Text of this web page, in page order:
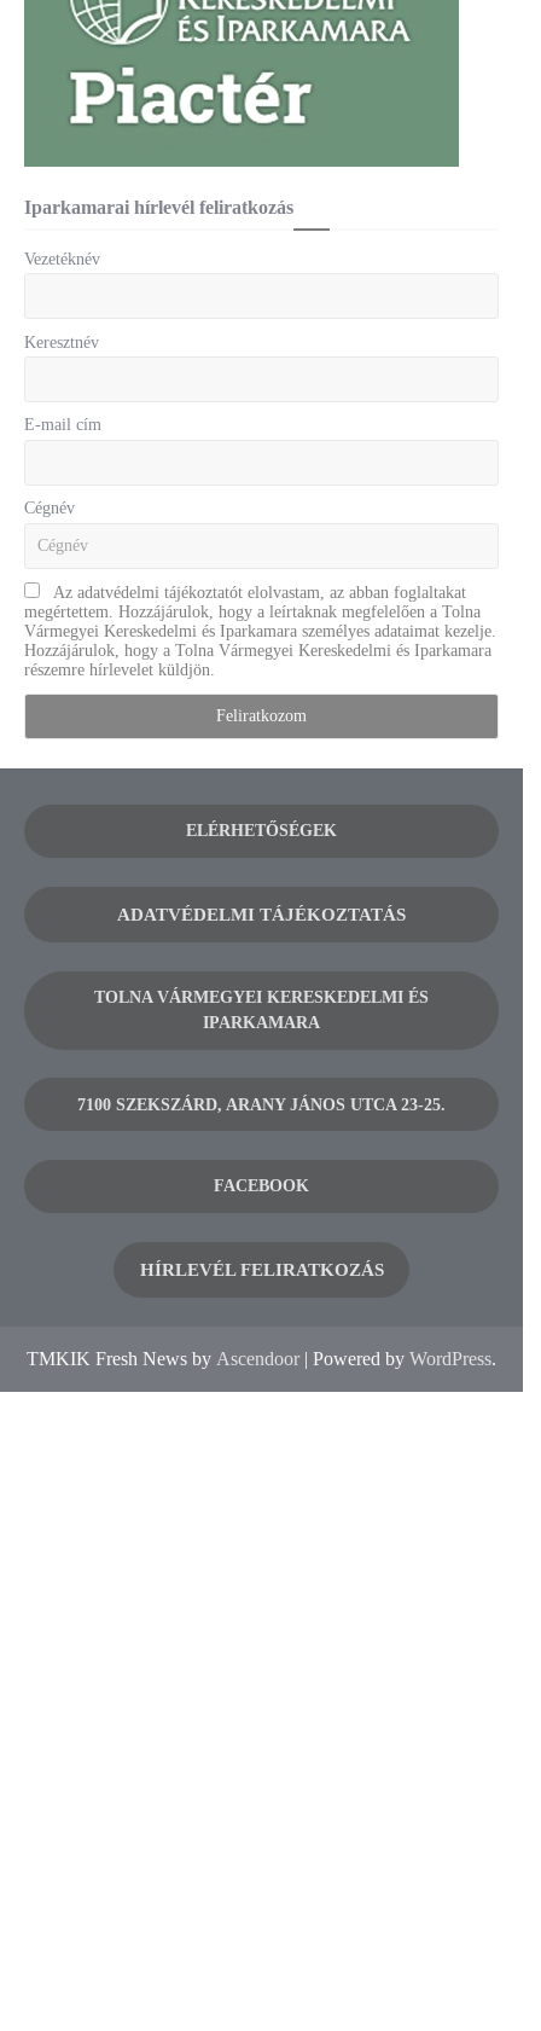
Iparkamarai hírlevél feliratkozás
Vezetéknév
Keresztnév
E-mail cím
Cégnév
Az adatvédelmi tájékoztatót elolvastam, az abban foglaltakat
megértettem. Hozzájárulok, hogy a leírtaknak megfelelően a Tolna
Vármegyei Kereskedelmi és Iparkamara személyes adataimat kezelje.
Hozzájárulok, hogy a Tolna Vármegyei Kereskedelmi és Iparkamara
részemre hírlevelet küldjön.
ELÉRHETŐSÉGEK
ADATVÉDELMI TÁJÉKOZTATÁS
TOLNA VÁRMEGYEI KERESKEDELMI ÉS
IPARKAMARA
7100 SZEKSZÁRD, ARANY JÁNOS UTCA 23-25.
FACEBOOK
HÍRLEVÉL FELIRATKOZÁS
TMKIK Fresh News by Ascendoor | Powered by WordPress.